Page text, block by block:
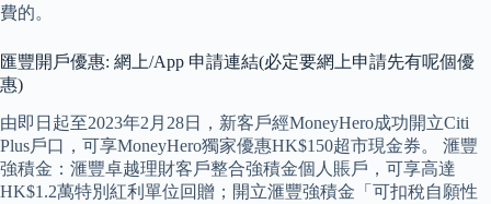
費的。
匯豐開戶優惠: 網上/App 申請連結(必定要網上申請先有呢個優
惠)
由即日起至2023年2月28日，新客戶經MoneyHero成功開立Citi
Plus戶口，可享MoneyHero獨家優惠HK$150超市現金券。 滙豐
強積金：滙豐卓越理財客戶整合強積金個人賬戶，可享高達
HK$1.2萬特別紅利單位回贈；開立滙豐強積金「可扣稅自願性